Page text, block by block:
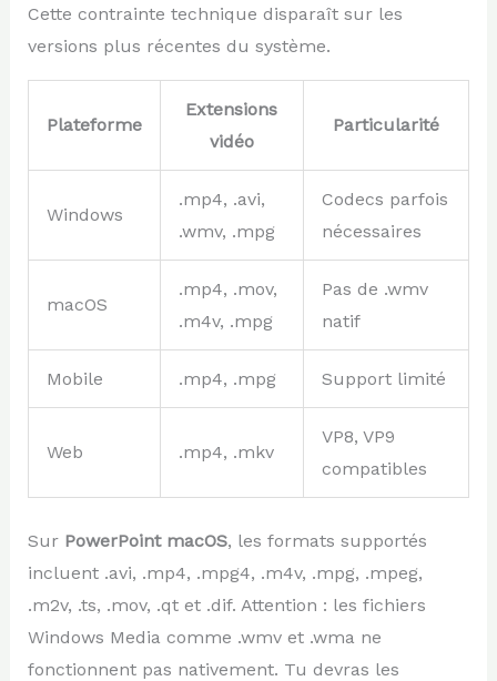
Cette contrainte technique disparaît sur les
versions plus récentes du système.
Plateforme
Extensions
vidéo
Particularité
Windows
.mp4, .avi,
.wmv, .mpg
Codecs parfois
nécessaires
macOS
.mp4, .mov,
.m4v, .mpg
Pas de .wmv
natif
Mobile .mp4, .mpg Support limité
Web .mp4, .mkv
VP8, VP9
compatibles
Sur PowerPoint macOS, les formats supportés
incluent .avi, .mp4, .mpg4, .m4v, .mpg, .mpeg,
.m2v, .ts, .mov, .qt et .dif. Attention : les fichiers
Windows Media comme .wmv et .wma ne
fonctionnent pas nativement. Tu devras les